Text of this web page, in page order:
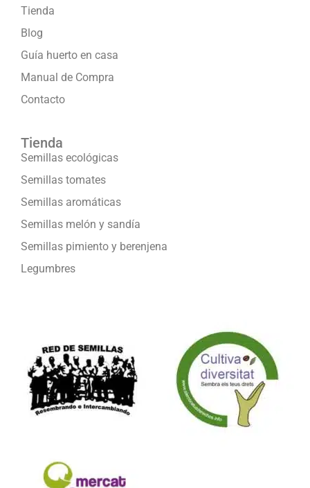
Tienda
Blog
Guía huerto en casa
Manual de Compra
Contacto
Tienda
Semillas ecológicas
Semillas tomates
Semillas aromáticas
Semillas melón y sandía
Semillas pimiento y berenjena
Legumbres